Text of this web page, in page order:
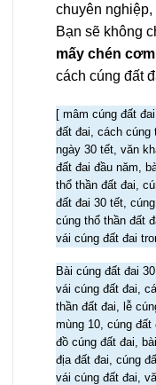
chuyên
Bạn sẽ không
mấy chén cơm
cách cúng đất
[ mâm cúng đất
đất đai, cách cúng
ngày 30 tết, văn
đất đai đầu năm,
thổ thần đất đai,
đất đai 30 tết,
cúng thổ thần đất
vái cúng đất đai
Bài cúng đất đai
vái cúng đất đai,
thần đất đai, lễ
mùng 10, cúng đất
đồ cúng đất đai,
địa đất đai, cúng
vái cúng đất đai,